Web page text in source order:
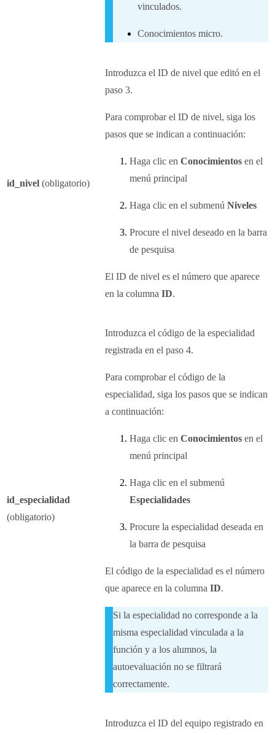
vinculados.
Conocimientos micro.
id_nivel (obligatorio)
Introduzca el ID de nivel que editó en el
paso 3.
Para comprobar el ID de nivel, siga los
pasos que se indican a continuación:
Haga clic en Conocimientos en el
menú principal
Haga clic en el submenú Niveles
Procure el nivel deseado en la barra
de pesquisa
El ID de nivel es el número que aparece
en la columna ID.
id_especialidad
(obligatorio)
Introduzca el código de la especialidad
registrada en el paso 4.
Para comprobar el código de la
especialidad, siga los pasos que se indican
a continuación:
Haga clic en Conocimientos en el
menú principal
Haga clic en el submenú
Especialidades
Procure la especialidad deseada en
la barra de pesquisa
El código de la especialidad es el número
que aparece en la columna ID.
Si la especialidad no corresponde a la
misma especialidad vinculada a la
función y a los alumnos, la
autoevaluación no se filtrará
correctamente.
Introduzca el ID del equipo registrado en